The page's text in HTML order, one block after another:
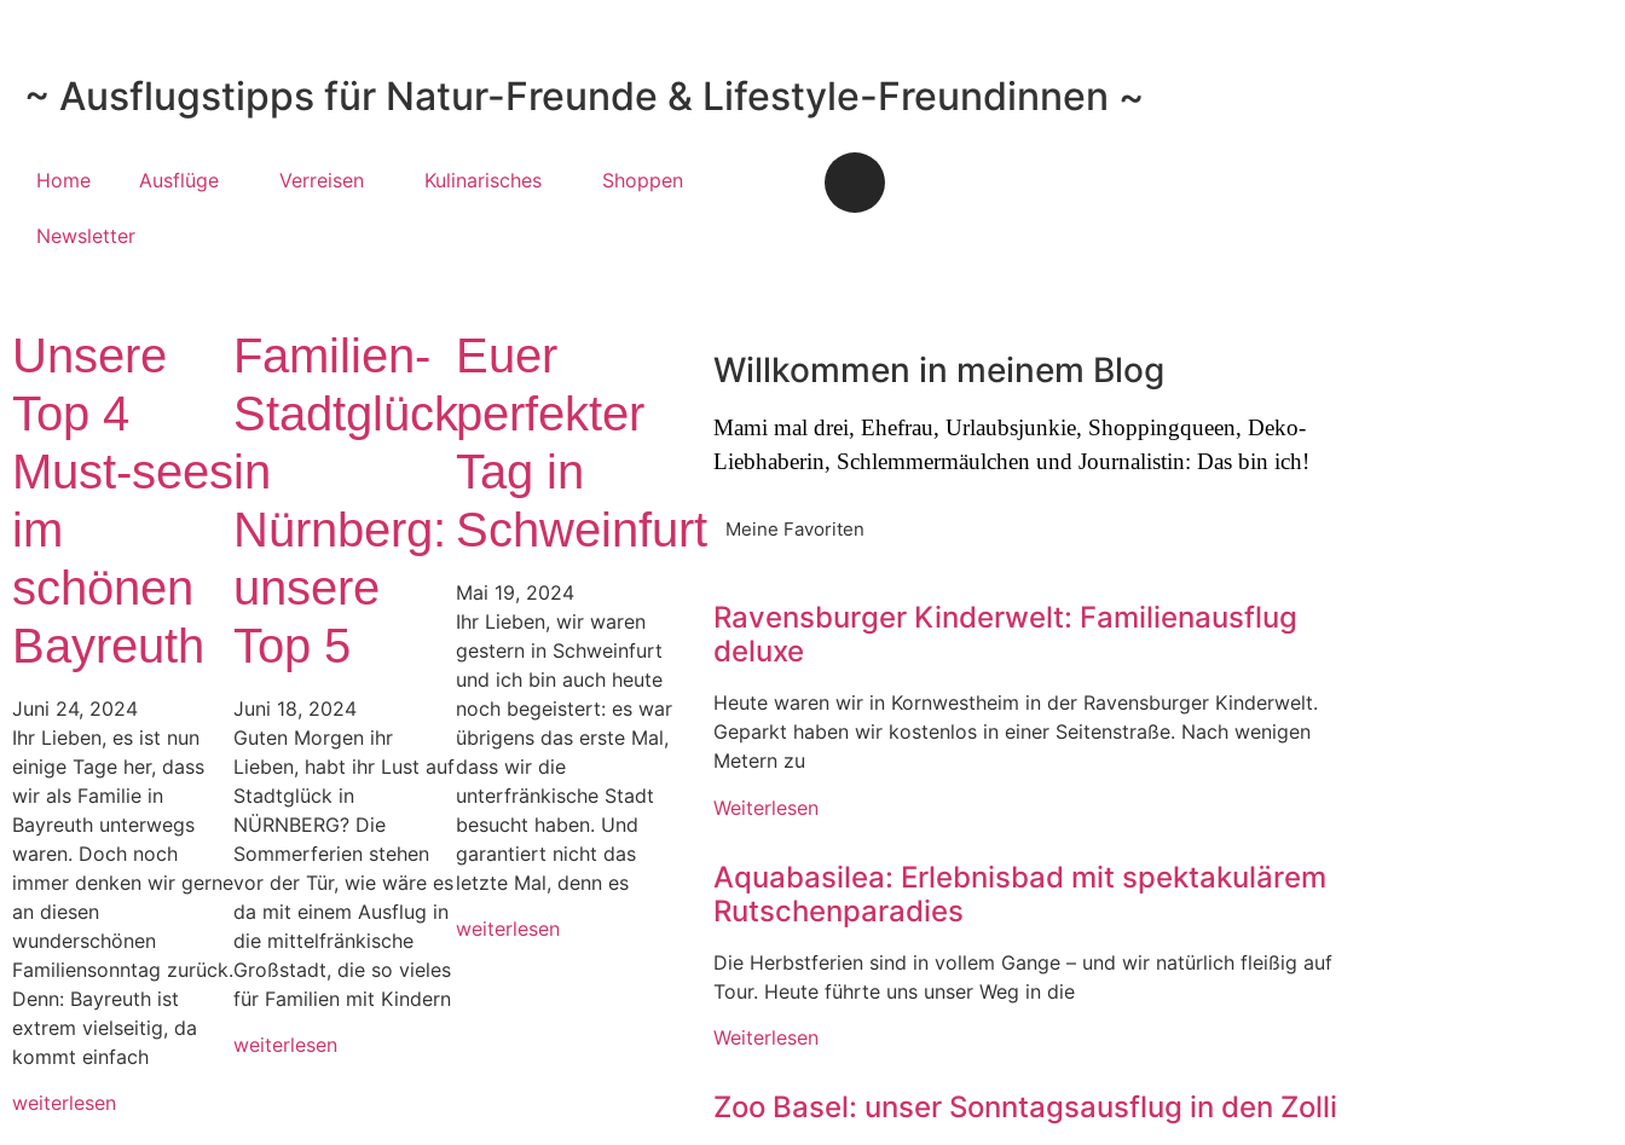
~ Ausflugstipps für Natur-Freunde & Lifestyle-Freundinnen ~
Home Ausflüge Verreisen Kulinarisches Shoppen
Newsletter
Unsere
Top 4
Must-sees
im
schönen
Bayreuth
Juni 24, 2024
Ihr Lieben, es ist nun
einige Tage her, dass
wir als Familie in
Bayreuth unterwegs
waren. Doch noch
immer denken wir gerne
an diesen
wunderschönen
Familiensonntag zurück.
Denn: Bayreuth ist
extrem vielseitig, da
kommt einfach
weiterlesen
Familien-
Stadtglück
in
Nürnberg:
unsere
Top 5
Juni 18, 2024
Guten Morgen ihr
Lieben, habt ihr Lust auf
Stadtglück in
NÜRNBERG? Die
Sommerferien stehen
vor der Tür, wie wäre es
da mit einem Ausflug in
die mittelfränkische
Großstadt, die so vieles
für Familien mit Kindern
weiterlesen
Euer
perfekter
Tag in
Schweinfurt
Mai 19, 2024
Ihr Lieben, wir waren
gestern in Schweinfurt
und ich bin auch heute
noch begeistert: es war
übrigens das erste Mal,
dass wir die
unterfränkische Stadt
besucht haben. Und
garantiert nicht das
letzte Mal, denn es
weiterlesen
Willkommen in meinem Blog
Mami mal drei, Ehefrau, Urlaubsjunkie, Shoppingqueen, Deko-
Liebhaberin, Schlemmermäulchen und Journalistin: Das bin ich!
Meine Favoriten
Ravensburger Kinderwelt: Familienausflug
deluxe
Heute waren wir in Kornwestheim in der Ravensburger Kinderwelt.
Geparkt haben wir kostenlos in einer Seitenstraße. Nach wenigen
Metern zu
Weiterlesen
Aquabasilea: Erlebnisbad mit spektakulärem
Rutschenparadies
Die Herbstferien sind in vollem Gange – und wir natürlich fleißig auf
Tour. Heute führte uns unser Weg in die
Weiterlesen
Zoo Basel: unser Sonntagsausflug in den Zolli